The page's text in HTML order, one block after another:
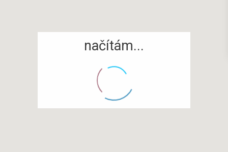
načítám...